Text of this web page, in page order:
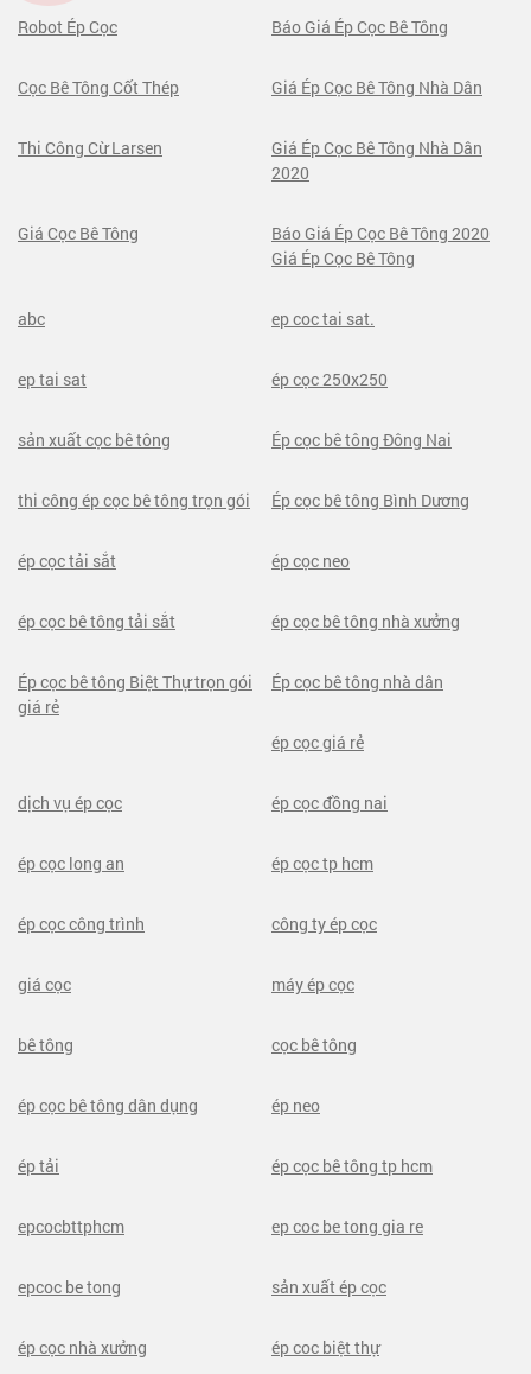
Robot Ép Cọc Báo Giá Ép Cọc Bê Tông
Cọc Bê Tông Cốt Thép Giá Ép Cọc Bê Tông Nhà Dân
Thi Công Cừ Larsen
Giá Ép Cọc Bê Tông Nhà Dân
2020
Giá Cọc Bê Tông
Báo Giá Ép Cọc Bê Tông 2020
Giá Ép Cọc Bê Tông
abc ep coc tai sat.
ep tai sat ép cọc 250x250
sản xuất cọc bê tông Ép cọc bê tông Đông Nai
thi công ép cọc bê tông trọn gói Ép cọc bê tông Bình Dương
ép cọc tải sắt ép cọc neo
ép cọc bê tông tải sắt ép cọc bê tông nhà xưởng
Ép cọc bê tông Biệt Thự trọn gói
giá rẻ
Ép cọc bê tông nhà dân
ép cọc giá rẻ
dịch vụ ép cọc ép cọc đồng nai
ép cọc long an ép cọc tp hcm
ép cọc công trình công ty ép cọc
giá cọc máy ép cọc
bê tông cọc bê tông
ép cọc bê tông dân dụng ép neo
ép tải ép cọc bê tông tp hcm
epcocbttphcm ep coc be tong gia re
epcoc be tong sản xuất ép cọc
ép cọc nhà xưởng ép coc biệt thự